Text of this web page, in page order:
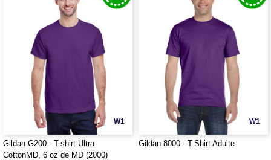
W1
Gildan G200 - T-shirt Ultra
CottonMD, 6 oz de MD (2000)
W1
Gildan 8000 - T-Shirt Adulte